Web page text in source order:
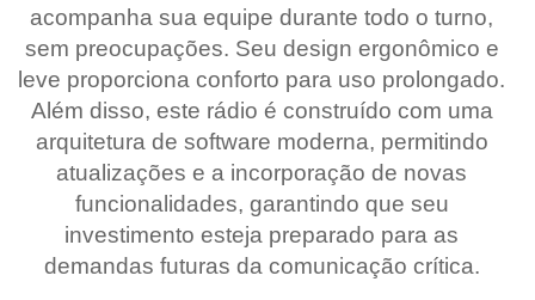
acompanha sua equipe durante todo o turno,
sem preocupações. Seu design ergonômico e
leve proporciona conforto para uso prolongado.
Além disso, este rádio é construído com uma
arquitetura de software moderna, permitindo
atualizações e a incorporação de novas
funcionalidades, garantindo que seu
investimento esteja preparado para as
demandas futuras da comunicação crítica.